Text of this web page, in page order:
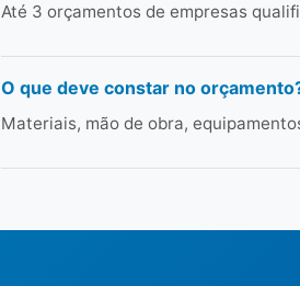
Até 3 orçamentos de empresas
O que deve constar no
Materiais, mão de obra,